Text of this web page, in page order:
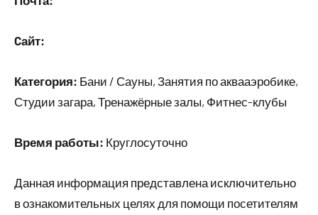
Cайт:
Категория: Бани / Сауны, Занятия по аквааэробике,
Студии загара, Тренажёрные залы, Фитнес-клубы
Время работы: Круглосуточно
Данная информация представлена исключительно
в ознакомительных целях для помощи посетителям